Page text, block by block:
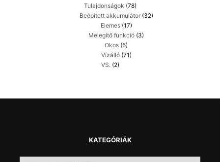
Tulajdonságok (78)
Beépített akkumulátor(32)
Elemes(17)
Melegítő funkció (3)
Okos (5)
Vízálló(71)
VS. (2)
KATEGÓRIÁK